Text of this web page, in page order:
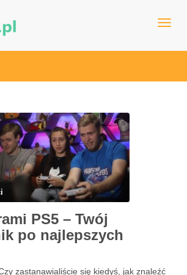
PS5 – Twój
po najlepszych
zastanawialiście się kiedyś, jak znaleźć